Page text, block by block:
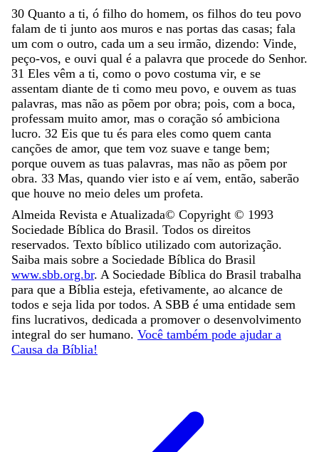
30 Quanto a ti, ó filho do homem, os filhos do teu povo
falam de ti junto aos muros e nas portas das casas; fala
um com o outro, cada um a seu irmão, dizendo: Vinde,
peço-vos, e ouvi qual é a palavra que procede do Senhor.
31 Eles vêm a ti, como o povo costuma vir, e se
assentam diante de ti como meu povo, e ouvem as tuas
palavras, mas não as põem por obra; pois, com a boca,
professam muito amor, mas o coração só ambiciona
lucro. 32 Eis que tu és para eles como quem canta
canções de amor, que tem voz suave e tange bem;
porque ouvem as tuas palavras, mas não as põem por
obra. 33 Mas, quando vier isto e aí vem, então, saberão
que houve no meio deles um profeta.
Almeida Revista e Atualizada© Copyright © 1993
Sociedade Bíblica do Brasil. Todos os direitos
reservados. Texto bíblico utilizado com autorização.
Saiba mais sobre a Sociedade Bíblica do Brasil
www.sbb.org.br. A Sociedade Bíblica do Brasil trabalha
para que a Bíblia esteja, efetivamente, ao alcance de
todos e seja lida por todos. A SBB é uma entidade sem
fins lucrativos, dedicada a promover o desenvolvimento
integral do ser humano. Você também pode ajudar a
Causa da Bíblia!